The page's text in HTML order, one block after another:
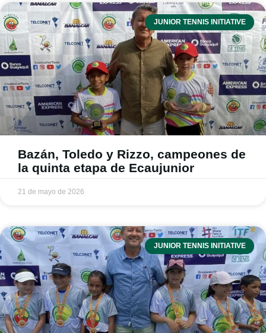
JUNIOR TENNIS INITIATIVE
Bazán, Toledo y Rizzo, campeones de
la quinta etapa de Ecaujunior
21 de mayo de 2026
JUNIOR TENNIS INITIATIVE